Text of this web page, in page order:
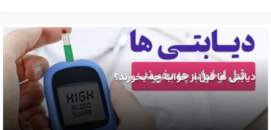
دیابتی ها قبل از خواب چه بخورند؟